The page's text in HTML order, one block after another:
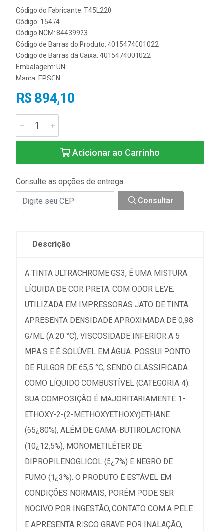
Código do Fabricante: T45L220
Código: 15474
Código NCM: 84439923
Código de Barras do Produto: 4015474001022
Código de Barras da Caixa: 4015474001022
Embalagem: UN
Marca: EPSON
R$ 894,10
Adicionar ao Carrinho
Consulte as opções de entrega
Consultar
Descrição
A TINTA ULTRACHROME GS3, É UMA MISTURA
LÍQUIDA DE COR PRETA, COM ODOR LEVE,
UTILIZADA EM IMPRESSORAS JATO DE TINTA.
APRESENTA DENSIDADE APROXIMADA DE 0,98
G/ML (A 20 °C), VISCOSIDADE INFERIOR A 5
MPA·S E É SOLÚVEL EM ÁGUA. POSSUI PONTO
DE FULGOR DE 65,5 °C, SENDO CLASSIFICADA
COMO LÍQUIDO COMBUSTÍVEL (CATEGORIA 4).
SUA COMPOSIÇÃO É MAJORITARIAMENTE 1-
ETHOXY-2-(2-METHOXYETHOXY)ETHANE
(65¿80%), ALÉM DE GAMA-BUTIROLACTONA
(10¿12,5%), MONOMETILÉTER DE
DIPROPILENOGLICOL (5¿7%) E NEGRO DE
FUMO (1¿3%). O PRODUTO É ESTÁVEL EM
CONDIÇÕES NORMAIS, PORÉM PODE SER
NOCIVO POR INGESTÃO, CONTATO COM A PELE
E APRESENTA RISCO GRAVE POR INALAÇÃO,